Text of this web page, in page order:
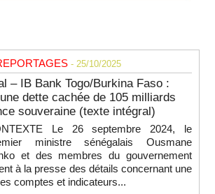
- 25/10/2025
– IB Bank Togo/Burkina Faso :
dette cachée de 105 milliards
souveraine (texte intégral)
Le 26 septembre 2024, le
ministre sénégalais Ousmane
et des membres du gouvernement
à la presse des détails concernant une
comptes et indicateurs...